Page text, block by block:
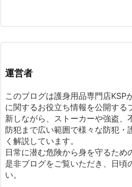
運営者
このブログは護身用品専門店KSP
に関するお役立ち情報を公開する
新しながら、ストーカーや強盗、
防犯まで広い範囲で様々な防犯・
く解説しています。
日常に潜む危険から身を守るため
是非ブログをご覧いただき、日頃
い。